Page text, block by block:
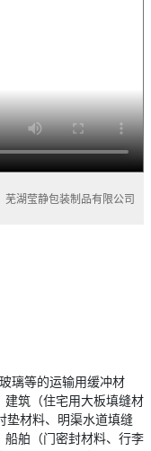
芜湖莹静包装制品有限公司
璃等的运输用缓冲材
筑（住宅用大板填缝材
垫材料、明渠水道填缝
舶（门密封材料、行李